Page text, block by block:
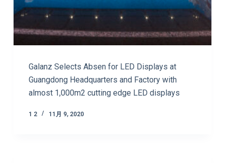
Galanz Selects Absen for LED Displays at
Guangdong Headquarters and Factory with
almost 1,000m2 cutting edge LED displays
1 2 11月 9, 2020